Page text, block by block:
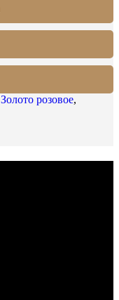
Золото розовое,